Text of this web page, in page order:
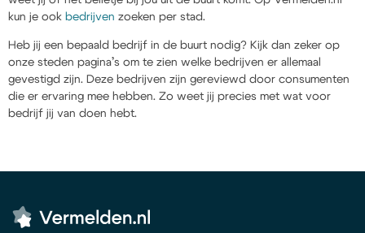
kun je ook bedrijven zoeken per stad.
Heb jij een bepaald bedrijf in de buurt nodig? Kijk dan zeker op
onze steden pagina’s om te zien welke bedrijven er allemaal
gevestigd zijn. Deze bedrijven zijn gereviewd door consumenten
die er ervaring mee hebben. Zo weet jij precies met wat voor
bedrijf jij van doen hebt.